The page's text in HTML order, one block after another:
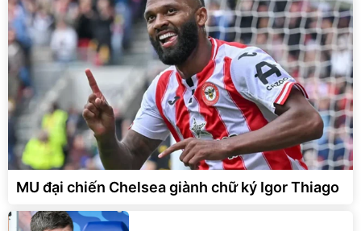
MU đại chiến Chelsea giành chữ ký Igor Thiago